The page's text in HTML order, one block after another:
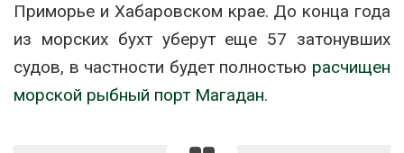
Приморье и Хабаровском крае. До конца года
из морских бухт уберут еще 57 затонувших
судов, в частности будет полностью расчищен
морской рыбный порт Магадан.